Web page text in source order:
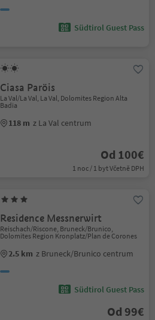
Südtirol Guest Pass
Ciasa Paröis
La Val/La Val, La Val, Dolomites Region Alta
Badia
118 m z La Val centrum
Od 100€
1 noc / 1 byt Včetně DPH
Residence Messnerwirt
Reischach/Riscone, Bruneck/Brunico,
Dolomites Region Kronplatz/Plan de Corones
2.5 km z Bruneck/Brunico centrum
Südtirol Guest Pass
Od 99€